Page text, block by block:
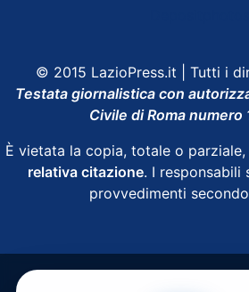
© 2015 LazioPress.it | Tutti i
Testata giornalistica con
Civile di Roma numero
È vietata la copia, totale o
relativa citazione. I responsabili
provvedimenti